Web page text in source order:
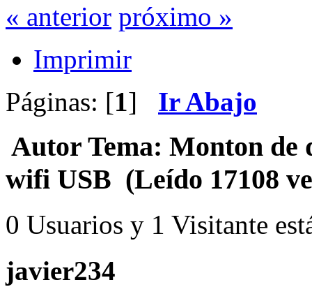
« anterior próximo »
Imprimir
Páginas: [1] Ir Abajo
Autor Tema: Monton de
wifi USB (Leído 17108
0 Usuarios y 1 Visitante
javier234